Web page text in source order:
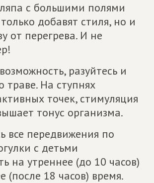
с большими полями
добавят стиля, но и
от перегрева. И не
разуйтесь и
траве. На ступнях
точек, стимуляция
тонус организма.
все передвижения по
с детьми
на утреннее (до 10 часов)
(после 18 часов) время.